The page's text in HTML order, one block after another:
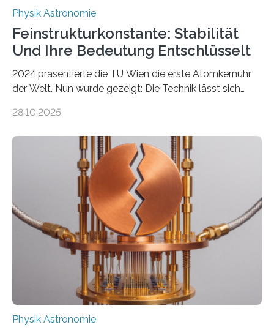
Physik Astronomie
Feinstrukturkonstante: Stabilität
Und Ihre Bedeutung Entschlüsselt
2024 präsentierte die TU Wien die erste Atomkernuhr
der Welt. Nun wurde gezeigt: Die Technik lässt sich
fundamentalen Physik nachzugehen. Thorium-
Messungen verwenden. Das hatte man jahrzehntelang
vermutet, weltweit war nach den passenden
Atomkern-Zuständen gesucht worden, 2024 gelang
einem Team der TU Wien mit Unterstützung
internationaler Partner der entscheidende Durchbruch:
Der lange diskutierte Thorium-Kernübergang wurde
gefunden. Kurz darauf konnte man zeigen, dass sich
Thorium tatsächlich nutzen lässt, um hochpräzise…
28.10.2025
Physik Astronomie